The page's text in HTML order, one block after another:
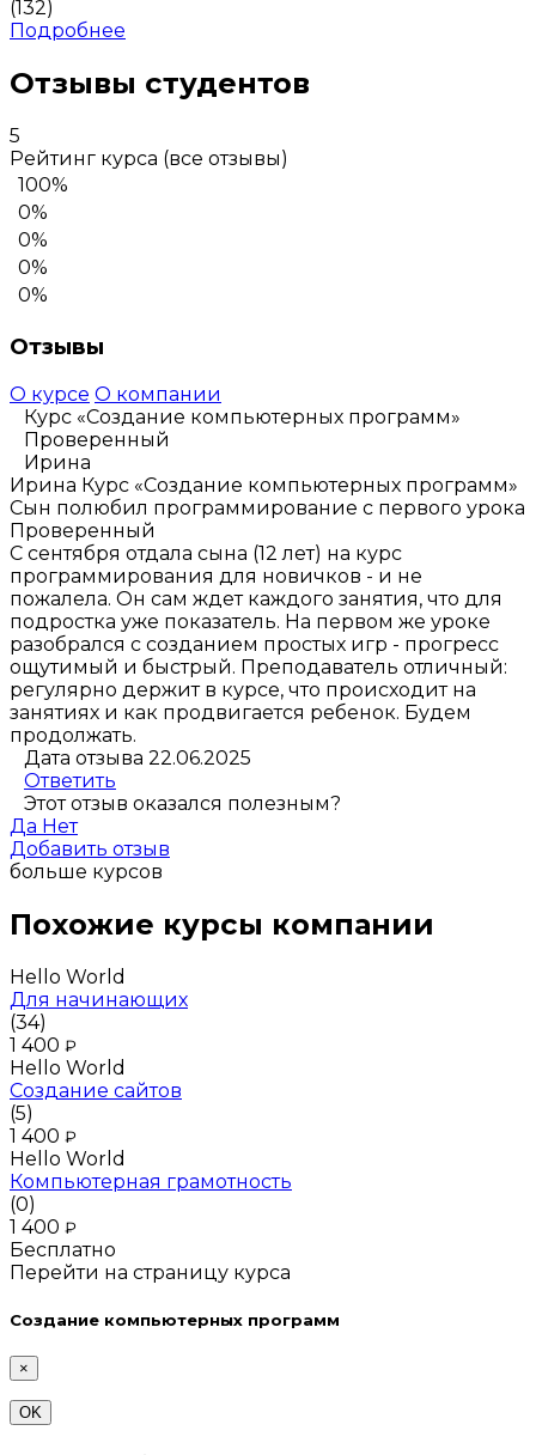
(132)
Подробнее
Отзывы студентов
5
Рейтинг курса (все отзывы)
100%
0%
0%
0%
0%
Отзывы
О курсе О компании
Курс «Создание компьютерных программ»
Проверенный
Ирина
Ирина Курс «Создание компьютерных программ»
Сын полюбил программирование с первого урока
Проверенный
С сентября отдала сына (12 лет) на курс
программирования для новичков - и не
пожалела. Он сам ждет каждого занятия, что для
подростка уже показатель. На первом же уроке
разобрался с созданием простых игр - прогресс
ощутимый и быстрый. Преподаватель отличный:
регулярно держит в курсе, что происходит на
занятиях и как продвигается ребенок. Будем
продолжать.
Дата отзыва 22.06.2025
Ответить
Этот отзыв оказался полезным?
Да Нет
Добавить отзыв
больше курсов
Похожие курсы компании
Hello World
Для начинающих
(34)
1 400 ₽
Hello World
Создание сайтов
(5)
1 400 ₽
Hello World
Компьютерная грамотность
(0)
1 400 ₽
Бесплатно
Перейти на страницу курса
Создание компьютерных программ
×
OK